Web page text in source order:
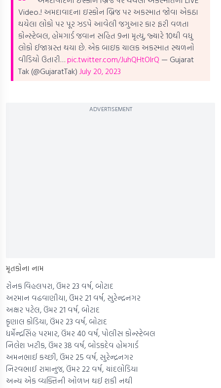
Video..! અમદાવાદના ઇસ્કોન બ્રિજ પર અકસ્માત જોવા એકઠા
થયેલા લોકો પર પૂર ઝડપે આવેલી જગુઆર કાર ફરી વળતા
કોન્સ્ટેબલ, હોમગાર્ડ જવાન સહિત 9ના મૃત્યુ, જ્યારે 10થી વધુ
લોકો ઈજાગ્રસ્ત થયા છે. એક બાઇક ચાલક અકસ્માત સ્થળનો
વીડિયો ઉતારી…pic.twitter.com/JuhQHtOlrQ — Gujarat
Tak (@GujaratTak) July 20, 2023
ADVERTISEMENT
મૃતકોના નામ
રોનક વિહલપરા, ઉંમર 23 વર્ષ, બોટાદ
અરમાન વઢવાણીયા, ઉંમર 21 વર્ષ, સુરેન્દ્રનગર
અક્ષર પટેલ, ઉંમર 21 વર્ષ, બોટાદ
કૃણાલ કોડિયા, ઉંમર 23 વર્ષ, બોટાદ
ધર્મેન્દ્રસિંહ પરમાર, ઉંમર 40 વર્ષ, પોલીસ કોન્સ્ટેબલ
નિલેશ ખટીક, ઉંમર 38 વર્ષ, બોડકદેવ હોમગાર્ડ
અમનભાઈ કચ્છી, ઉંમર 25 વર્ષ, સુરેન્દ્રનગર
નિરવભાઈ રામાનુજ, ઉંમર 22 વર્ષ, ચાંદલોડિયા
અન્ય એક વ્યક્તિની ઓળખ થઈ શકી નથી